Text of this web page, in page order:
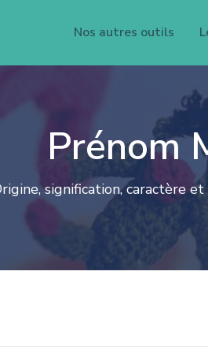
Nos autres outils
Prénom
signification, caractère